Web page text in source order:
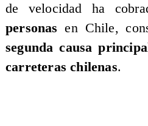
de velocidad ha
personas en Chile,
segunda causa
carreteras chilenas.